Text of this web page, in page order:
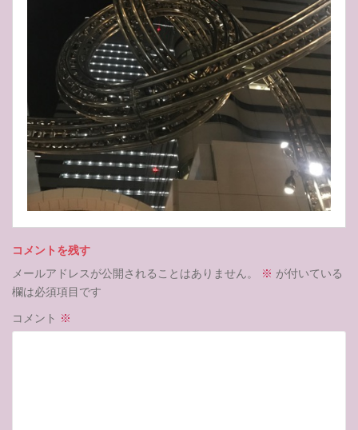
コメントを残す
メールアドレスが公開されることはありません。
※ が付いている
欄は必須項目です
コメント ※